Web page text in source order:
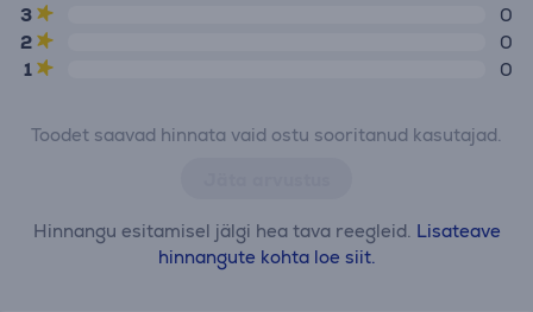
3
0
2
0
1
0
Toodet saavad hinnata vaid ostu sooritanud kasutajad.
Hinnangu esitamisel jälgi hea tava reegleid. Lisateave
hinnangute kohta loe siit.